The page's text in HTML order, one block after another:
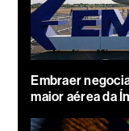
Embraer
maior aérea da